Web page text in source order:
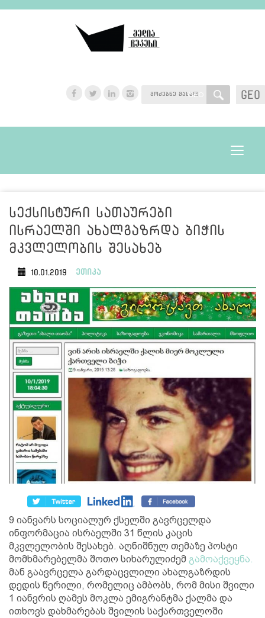
GEO
GEO
Toggle
სექსისტური სათაურები
ისრაელში ახალგაზრდა ბიჭის
მკვლელობის შესახებ
10.01.2019 ეთიკა
9 იანვარს სოციალურ ქსელში გავრცელდა
ინფორმაცია ისრაელში 31 წლის კაცის
მკვლელობის შესახებ. აღნიშნულ თემაზე პოსტი
მომხმარებელმა შოთო სიხარულიძემ გამოაქვეყნა.
მან გაავრცელა გარდაცვლილი ახალგაზრდის
დედის წერილი, რომელიც ამბობს, რომ მისი შვილი
1 იანვრის ღამეს მოკლა ემიგრანტმა ქალმა და
ითხოვს დახმარებას შვილის საქართველოში